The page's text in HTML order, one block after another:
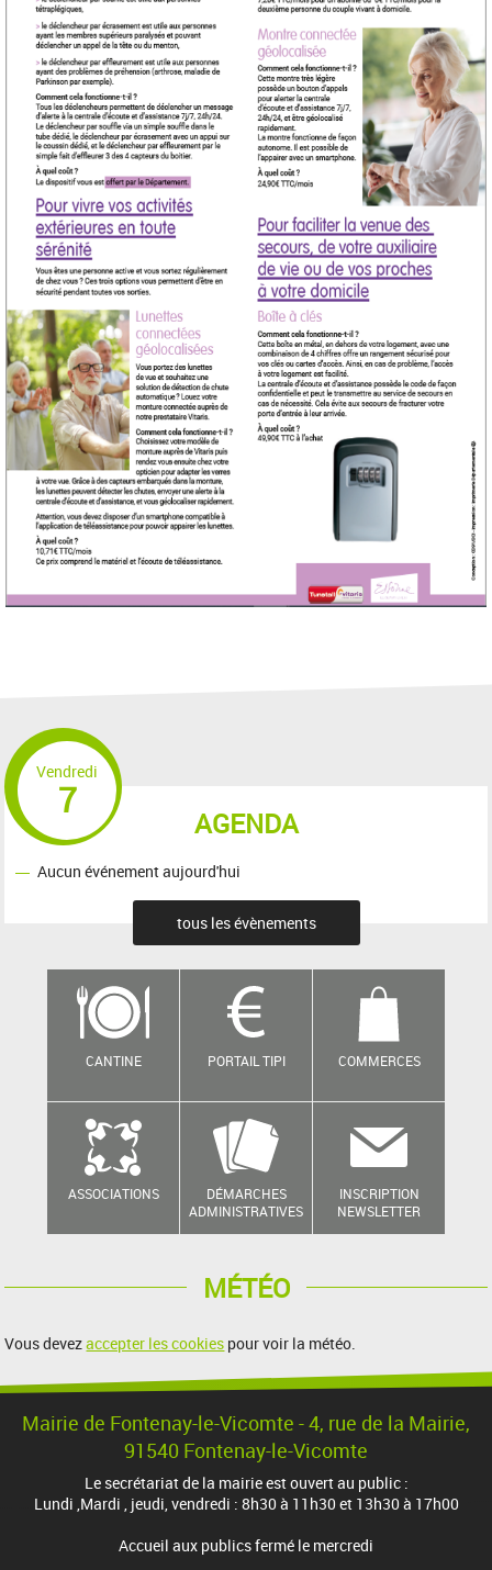
AGENDA
Vendredi
7
Aucun événement aujourd'hui
tous les évènements
CANTINE PORTAIL TIPI COMMERCES
ASSOCIATIONS
DÉMARCHES
ADMINISTRATIVES
INSCRIPTION
NEWSLETTER
MÉTÉO
Vous devezaccepter les cookies pour voir la météo.
Mairie de Fontenay-le-Vicomte - 4, rue de la Mairie,
91540 Fontenay-le-Vicomte
Le secrétariat de la mairie est ouvert au public :
Lundi ,Mardi , jeudi, vendredi : 8h30 à 11h30 et 13h30 à 17h00
Accueil aux publics fermé le mercredi